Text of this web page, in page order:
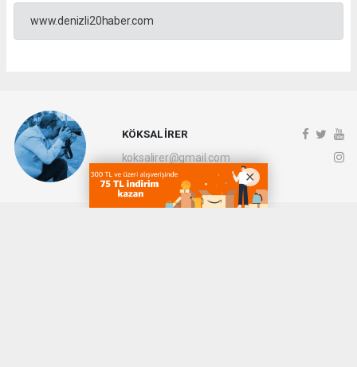
www.denizli20haber.com
KÖKSAL İRER
koksalirer@gmail.com